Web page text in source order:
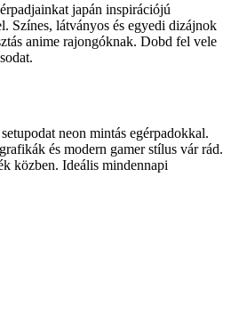
japán inspirációjú
Színes, látványos és egyedi dizájnok
anime rajongóknak. Dobd fel vele
neon mintás egérpadokkal.
és modern gamer stílus vár rád.
közben. Ideális mindennapi